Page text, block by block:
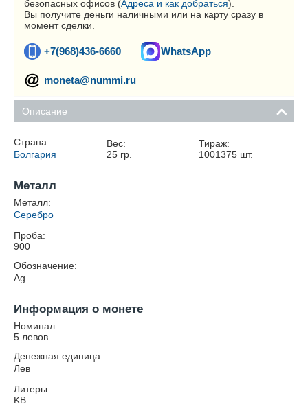
безопасных офисов (Адреса и как добраться).
Вы получите деньги наличными или на карту сразу в
момент сделки.
+7(968)436-6660 WhatsApp
moneta@nummi.ru
Описание
Страна:
Болгария
Вес:
25гр.
Тираж:
1001375 шт.
Металл
Металл:
Серебро
Проба:
900
Обозначение:
Ag
Информация о монете
Номинал:
5 левов
Денежная единица:
Лев
Литеры:
KB